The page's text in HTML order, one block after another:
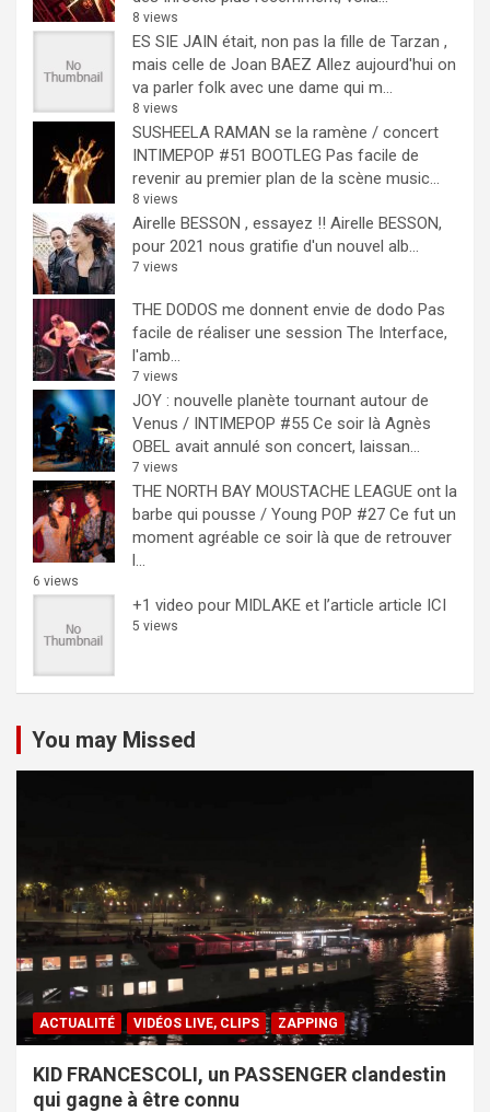
8 views
ES SIE JAIN était, non pas la fille de Tarzan ,
mais celle de Joan BAEZ Allez aujourd'hui on
va parler folk avec une dame qui m...
8 views
SUSHEELA RAMAN se la ramène / concert
INTIMEPOP #51 BOOTLEG Pas facile de
revenir au premier plan de la scène music...
8 views
Airelle BESSON , essayez !! Airelle BESSON,
pour 2021 nous gratifie d'un nouvel alb...
7 views
THE DODOS me donnent envie de dodo Pas
facile de réaliser une session The Interface,
l'amb...
7 views
JOY : nouvelle planète tournant autour de
Venus / INTIMEPOP #55 Ce soir là Agnès
OBEL avait annulé son concert, laissan...
7 views
THE NORTH BAY MOUSTACHE LEAGUE ont la
barbe qui pousse / Young POP #27 Ce fut un
moment agréable ce soir là que de retrouver
l...
6 views
+1 video pour MIDLAKE et l’article article ICI
5 views
You may Missed
ACTUALITÉ VIDÉOS LIVE, CLIPS ZAPPING
KID FRANCESCOLI, un PASSENGER clandestin
qui gagne à être connu